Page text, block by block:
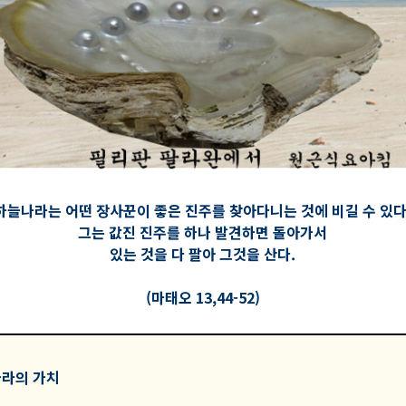
늘나라는 어떤 장사꾼이 좋은 진주를 찾아다니는 것에 비길 수 있
그는 값진 진주를 하나 발견하면 돌아가서
있는 것을 다 팔아 그것을 산다.
(마태오 13,44-52)
의 가치